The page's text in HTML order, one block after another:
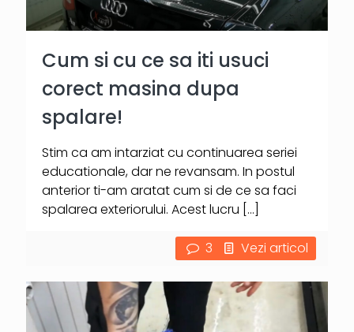
Cum si cu ce sa iti usuci
corect masina dupa
spalare!
Stim ca am intarziat cu continuarea seriei
educationale, dar ne revansam. In postul
anterior ti-am aratat cum si de ce sa faci
spalarea exteriorului. Acest lucru […]
3 Vezi articol